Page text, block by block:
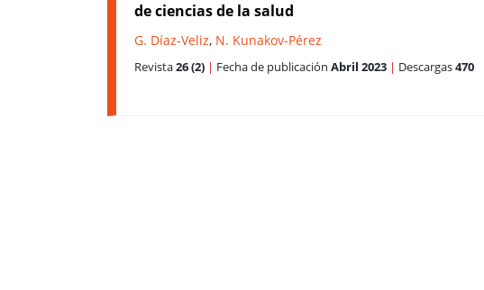
de ciencias de la salud
G. Díaz-Veliz, N. Kunakov-Pérez
Revista26 (2) | Fecha de publicación Abril 2023 | Descargas470